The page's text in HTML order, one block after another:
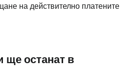
на действително платените
ще останат в